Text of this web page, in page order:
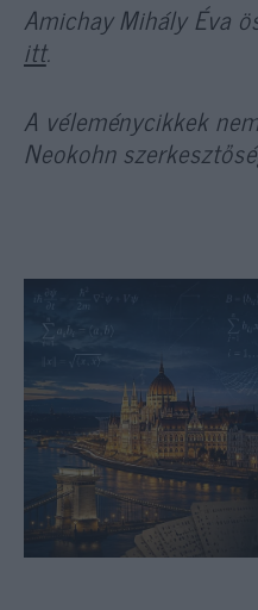
Amichay Mihály Éva
itt.
A véleménycikkek
Neokohn